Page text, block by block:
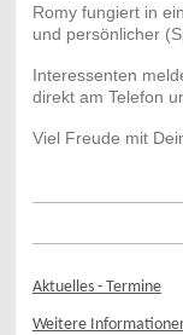
Romy fungiert in
und persönlicher
Interessenten
direkt am Telefon
Viel Freude mit
Aktuelles - Termine
Weitere